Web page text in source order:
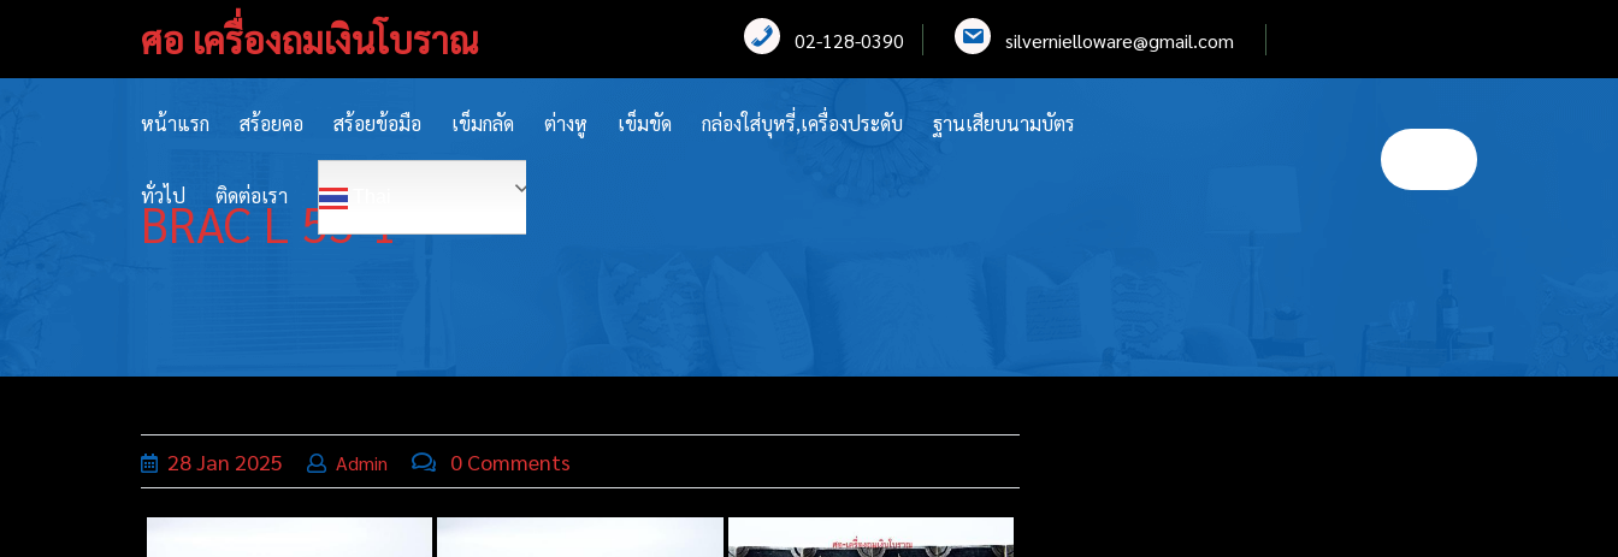
ศอ เครื่องถมเงินโบราณ 02-128-0390 silvernielloware@gmail.com
หน้าแรก สร้อยคอ สร้อยข้อมือ เข็มกลัด ต่างหู เข็มขัด กล่องใส่บุหรี่,เครื่องประดับ ฐานเสียบนามบัตร
ทั่วไป ติดต่อเรา
BRAC L 55-1
28Jan 2025 Admin 0 Comments